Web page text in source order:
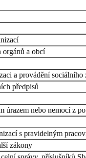
orgánů a obcí
a provádění sociálního
předpisů
úrazem nebo nemocí z
s pravidelným
zákony